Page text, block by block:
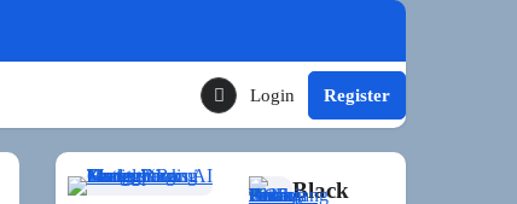
Toggle Theme Mode
Login Register
Black